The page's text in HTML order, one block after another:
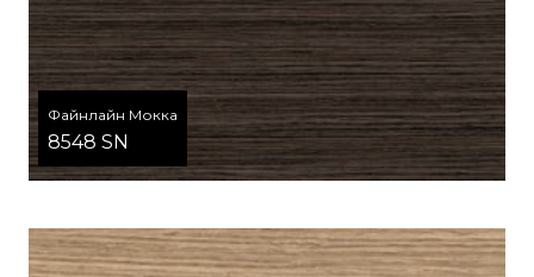
Файнлайн Мокка
8548 SN